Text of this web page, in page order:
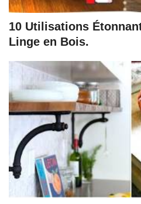
10 Utilisations
Linge en Bois.